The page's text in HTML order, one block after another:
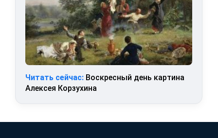
Читать сейчас: Воскресный день картина
Алексея Корзухина